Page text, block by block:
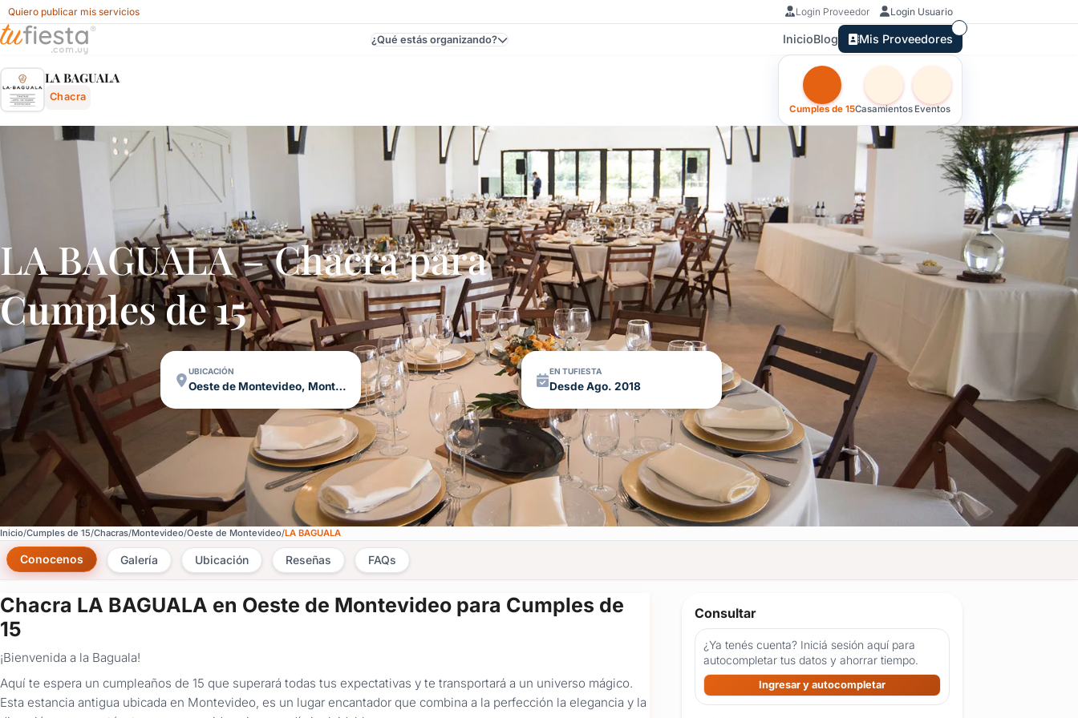
Quiero publicar mis servicios Login Proveedor Login Usuario
¿Qué estás organizando? InicioBlog Mis Proveedores
LA BAGUALA
Chacra
Otras versiones de esta ficha por tipo de festejo
Cumples de 15Casamientos Eventos
LA BAGUALA – Chacra para
Cumples de 15
UBICACIÓN
Oeste de Montevideo, Montevideo
EN TUFIESTA
Desde Ago. 2018
Inicio Cumples de 15 Chacras Montevideo Oeste de Montevideo LA BAGUALA
Conocenos Galería Ubicación Reseñas FAQs
Chacra LA BAGUALA en Oeste de Montevideo para Cumples de
15
¡Bienvenida a la Baguala!
Aquí te espera un cumpleaños de 15 que superará todas tus expectativas y te transportará a un universo mágico.
Esta estancia antigua ubicada en Montevideo, es un lugar encantador que combina a la perfección la elegancia y la
Consultar
¿Ya tenés cuenta? Iniciá sesión aquí para
autocompletar tus datos y ahorrar tiempo.
Ingresar y autocompletar